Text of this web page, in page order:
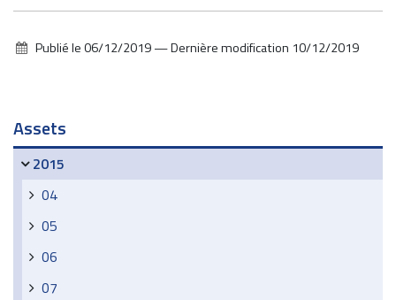
Publié le06/12/2019—Dernière modification 10/12/2019
Navigation
Assets
2015
04
05
06
07